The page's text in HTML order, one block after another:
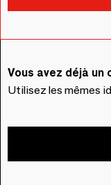
Vous avez déjà un
Utilisez les mêmes